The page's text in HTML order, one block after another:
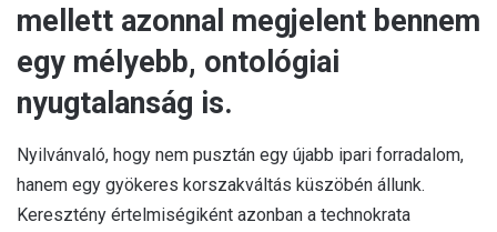
mellett azonnal megjelent bennem
egy mélyebb, ontológiai
nyugtalanság is.
Nyilvánvaló, hogy nem pusztán egy újabb ipari forradalom,
hanem egy gyökeres korszakváltás küszöbén állunk.
Keresztény értelmiségiként azonban a technokrata